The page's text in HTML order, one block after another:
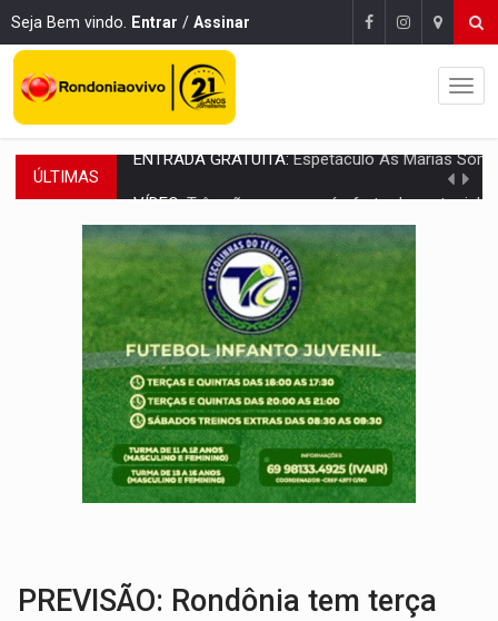
Seja Bem vindo. Entrar / Assinar
ÚLTIMAS Três são presos após furto de motocicleta em frente
CELEBRAÇÃO:Cerejeiras completa 43 anos de emancipação com
SAÚDE: Anvisa desmente boato sobre presença de plástico ou
VÍDEO: Pitbulls fogem de residência e atacam casal de idosos
AÇÃO CONJUNTA:Forças policiais apreendem cerca de 1kg de
PF ESTÁ APURANDO:Flávio Bolsonaro escolhe Alfredo Gaspar como vice, alvo de
NO CENTRO:Colisão entre ônibus e carro provoca
ELEIÇÕES 2026:Candidato a deputado estadual declara carros por R$ 25 e casas
PREVISÃO: Rondônia tem terça